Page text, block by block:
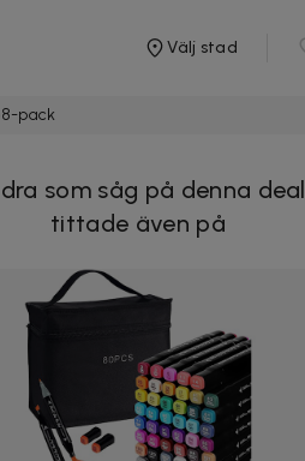
Välj stad
pack
som såg på denna deal
tittade även på